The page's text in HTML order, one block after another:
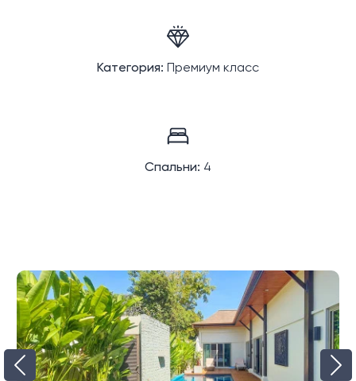
Категория: Премиум класс
Спальни: 4